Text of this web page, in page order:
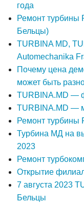
года
Ремонт турбины
Бельцы)
TURBINA MD,
Automechanika
Почему цена
может быть
TURBINA.MD —
TURBINA.MD —
Ремонт турбины
Турбина МД на
2023
Ремонт
Открытие
7 августа 2023
Бельцы